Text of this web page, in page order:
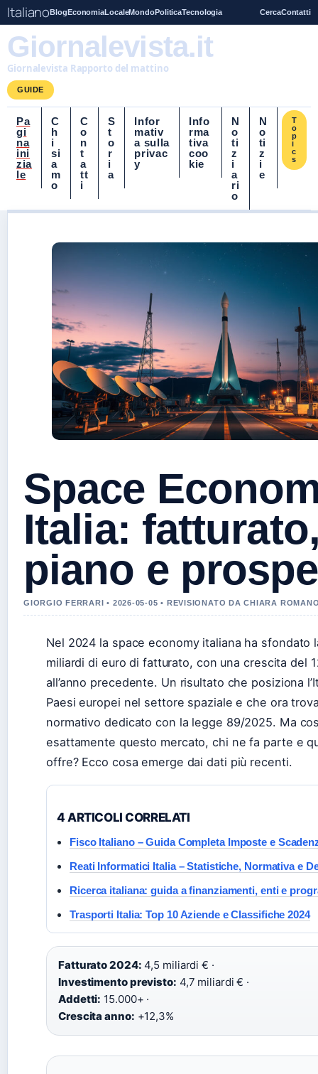
ItalianoBlogEconomiaLocaleMondoPoliticaTecnologia CercaContatti
Giornalevista.it
Giornalevista Rapporto del mattino
GUIDE
Pa
gi
na
ini
zia
le
C
h
i
si
a
m
o
C
o
n
t
a
tt
i
S
t
o
r
i
a
Infor
mativ
a sulla
privac
y
Info
rma
tiva
coo
kie
N
o
ti
z
i
a
ri
o
N
o
ti
z
i
e
T
o
p
i
c
s
Space
Italia:
piano e
GIORGIO FERRARI • 2026-05-05 • REVISIONATO DA CHIARA
Nel 2024 la space economy italiana ha sfondato
miliardi di euro di fatturato, con una crescita del
all’anno precedente. Un risultato che posiziona
Paesi europei nel settore spaziale e che ora
normativo dedicato con la legge 89/2025. Ma
esattamente questo mercato, chi ne fa parte e
offre? Ecco cosa emerge dai dati più recenti.
4 ARTICOLI CORRELATI
Fisco Italiano – Guida Completa Imposte e
Reati Informatici Italia – Statistiche, Normativa e
Ricerca italiana: guida a finanziamenti, enti e
Trasporti Italia: Top 10 Aziende e Classifiche 2024
Fatturato 2024: 4,5 miliardi € ·
Investimento previsto: 4,7 miliardi € ·
Addetti: 15.000+ ·
Crescita anno: +12,3%